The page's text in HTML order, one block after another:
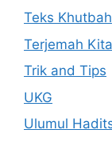
Teks Khutbah
Terjemah
Trik and Tips
UKG
Ulumul